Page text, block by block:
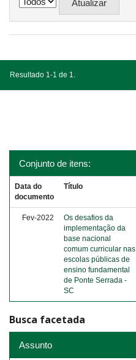
Resultado 1-1 de 1.
Conjunto de itens:
Data do
documento
Título
Fev-2022
Os desafios da
implementação da
base nacional
comum curricular nas
escolas públicas de
ensino fundamental
de Ponte Serrada -
SC
Busca facetada
Assunto